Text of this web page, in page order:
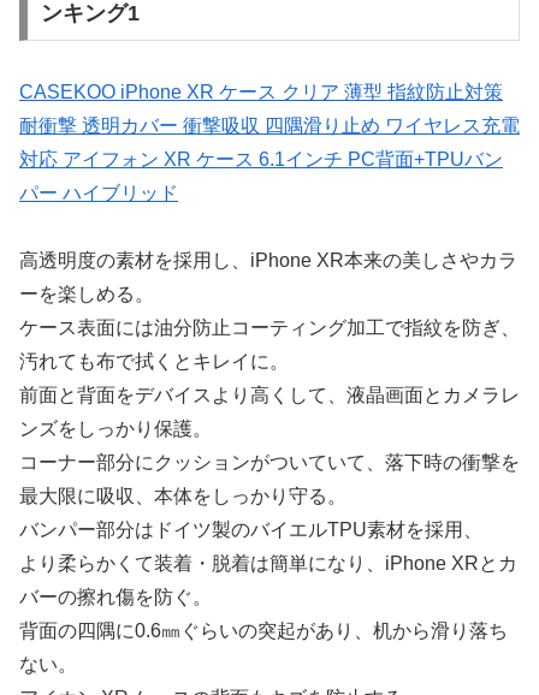
ンキング1
CASEKOO iPhone XR ケース クリア 薄型 指紋防止対策
耐衝撃 透明カバー 衝撃吸収 四隅滑り止め ワイヤレス充電
対応 アイフォン XR ケース 6.1インチ PC背面+TPUバン
パー ハイブリッド
高透明度の素材を採用し、iPhone XR本来の美しさやカラ
ーを楽しめる。
ケース表面には油分防止コーティング加工で指紋を防ぎ、
汚れても布で拭くとキレイに。
前面と背面をデバイスより高くして、液晶画面とカメラレ
ンズをしっかり保護。
コーナー部分にクッションがついていて、落下時の衝撃を
最大限に吸収、本体をしっかり守る。
バンパー部分はドイツ製のバイエルTPU素材を採用、
より柔らかくて装着・脱着は簡単になり、iPhone XRとカ
バーの擦れ傷を防ぐ。
背面の四隅に0.6㎜ぐらいの突起があり、机から滑り落ち
ない。